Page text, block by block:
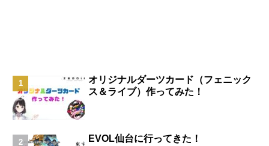
オリジナルダーツカード（フェニック
ス＆ライブ）作ってみた！
EVOL仙台に行ってきた！